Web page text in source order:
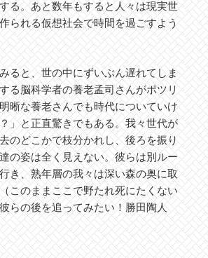
る。あと数年もすると人々は現実世
られる仮想社会で時間を過ごすよう
ると、世の中にずいぶん遅れてしま
る脳科学者の養老孟司さんがポツリ
晰な養老さんでも時代についていけ
」と正直驚きでもある。我々世代が
のどこかで枝分かれし、後ろを振り
の姿は全く見えない。彼らは別ルー
き、熟年層の我々は深い森の奥に取
このままここで野たれ死にたくない
らの後を追ってみたい！勝田陶人